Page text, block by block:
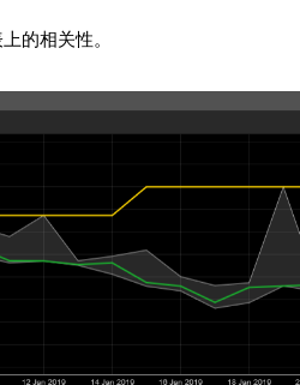
的相关性。